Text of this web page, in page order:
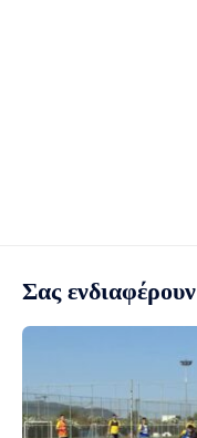
Σας ενδιαφέρουν